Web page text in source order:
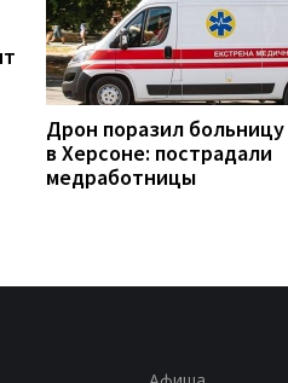
Дрон поразил больницу
в Херсоне: пострадали
медработницы